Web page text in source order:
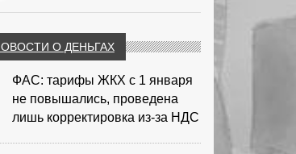
О ДЕНЬГАХ
ФАС: тарифы ЖКХ с 1 января
не повышались, проведена
лишь корректировка из‑за НДС